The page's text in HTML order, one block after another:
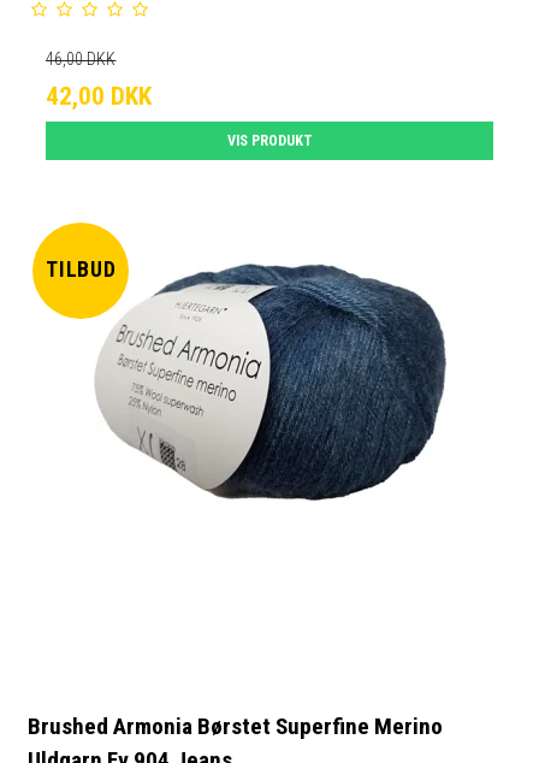
46,00 DKK
42,00 DKK
VIS PRODUKT
TILBUD
Brushed Armonia Børstet Superfine Merino